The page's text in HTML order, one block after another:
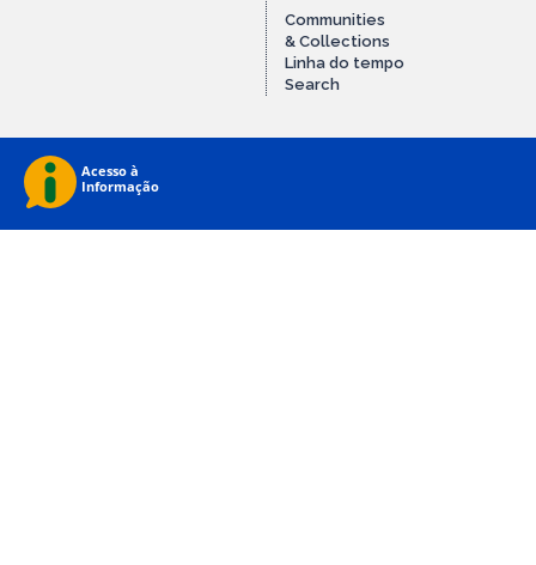
Communities
& Collections
Linha do tempo
Search